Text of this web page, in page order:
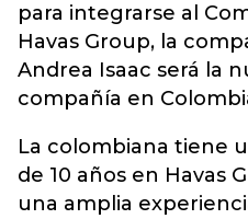
para integrarse al
Havas Group, la
Andrea Isaac será la
compañía en
La colombiana tiene
de 10 años en Havas
una amplia